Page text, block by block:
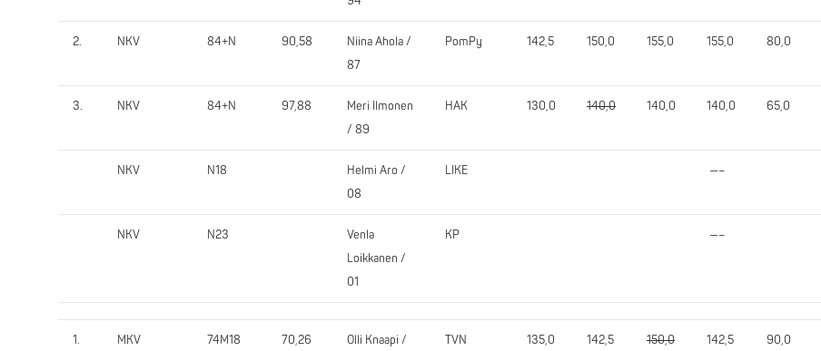
2. NKV 84+N 90,58
Niina Ahola /
87
PomPy 142,5 150,0 155,0 155,0 80,0
3. NKV 84+N 97,88
Meri Ilmonen
/ 89
HAK 130,0 140,0 140,0 140,0 65,0
NKV N18
Helmi Aro /
08
LIKE —–
NKV N23
Venla
Loikkanen /
01
KP —–
1. MKV 74M18 70,26
Olli Knaapi /
TVN 135,0 142,5 150,0 142,5 90,0